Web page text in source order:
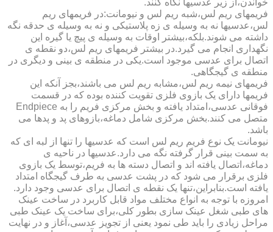
خواندن،از زیر عدسیها نگاه کنند.
فریمهای ریم لس،شبه ریم لس و نیومانت:در فریمهای ریم
لس،عدسیها نه به وسیله ی زه پلاستیکی و نه به وسیله ی حدقه نگه
داشته می شوند.بلکه،بیشتر اوقات به وسیله ی پیچ یا گیره این
نگهداری انجام می گیرد.در بیشتر فریمهای ریم لس،دو نقطه ی
اتصال برای عدسی موجود است.یکی در منطقه ی بینی و دیگری در
منطقه ی گیجگاهی.
فریمهای نیمه ریم لس،مشابه ریم لس می باشند،بجز آنکه این
فریمها دارای یک بازوی فلزی تقویت کننده بوده که در قسمت
فوقانی عدسی،امتداد یافته و بخش مرکزی فریم را به Endpiece
متصل می کنند.بخش مرکزی شامل دماغه،بازوهای پد و پدها می
باشد.
نیومانت یک نوع فریم ریم لس است که عدسیها را تنها از لبه ای که
به سمت بینی قرار گرفته نگه می دارد.عدسیها در ناحیه ی
دماغه،اتصال یافته اند و اتصال دسته ها به فریم،توسط یک بازوی
فلزی برقرار می شود که در پشت عدسی به طرف گیجگاه امتداد
یافته است.بنابراین،تنها یک نقطه ی اتصال برای عدسی وجود دارد.
امروزه با توجه به انواع مختلف مواد قابل کاربرد در ساخت عینک
های طبی شغل عینک سازی بطور کلی،برای ساخت یک عینک طبی
مراحل زیادی را باید طی نمود یعنی از تجویز عدسی،آغاز و در نهایت